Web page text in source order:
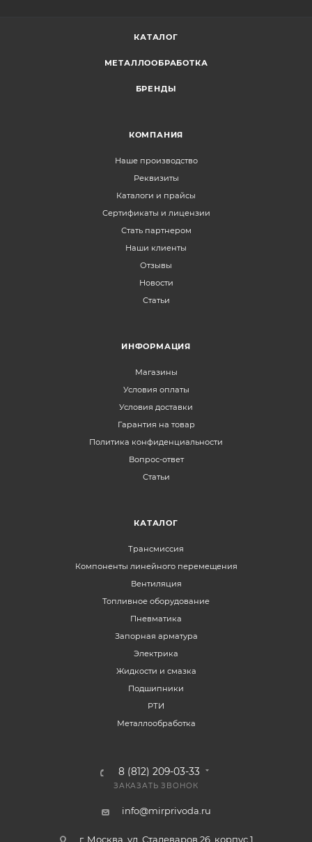
КАТАЛОГ
МЕТАЛЛООБРАБОТКА
БРЕНДЫ
КОМПАНИЯ
Наше производство
Реквизиты
Каталоги и прайсы
Сертификаты и лицензии
Стать партнером
Наши клиенты
Отзывы
Новости
Статьи
ИНФОРМАЦИЯ
Магазины
Условия оплаты
Условия доставки
Гарантия на товар
Политика конфиденциальности
Вопрос-ответ
Статьи
КАТАЛОГ
Трансмиссия
Компоненты линейного перемещения
Вентиляция
Топливное оборудование
Пневматика
Запорная арматура
Электрика
Жидкости и смазка
Подшипники
РТИ
Металлообработка
8 (812) 209-03-33
ЗАКАЗАТЬ ЗВОНОК
info@mirprivoda.ru
г. Москва, ул. Сталеваров 26, корпус 1